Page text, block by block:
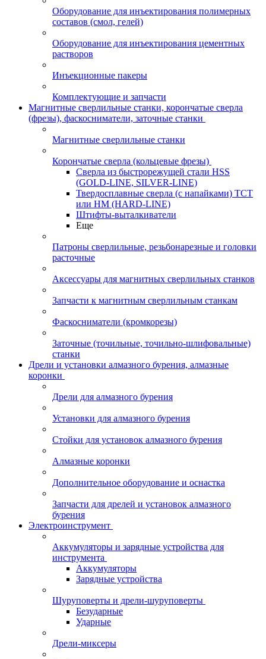
Оборудование для инъектирования полимерных
составов (смол, гелей)
Оборудование для инъектирования цементных
растворов
Инъекционные пакеры
Комплектующие и запчасти
Магнитные сверлильные станки, корончатые сверла
(фрезы), фаскосниматели, заточные станки
Магнитные сверлильные станки
Корончатые сверла (кольцевые фрезы)
Сверла из быстрорежущей стали HSS
(GOLD-LINE, SILVER-LINE)
Твердосплавные сверла (с напайками) ТСТ
или HM (HARD-LINE)
Штифты-выталкиватели
Еще
Патроны сверлильные, резьбонарезные и головки
расточные
Аксессуары для магнитных сверлильных станков
Запчасти к магнитным сверлильным станкам
Фаскосниматели (кромкорезы)
Заточные (точильные, точильно-шлифовальные)
станки
Дрели и установки алмазного бурения, алмазные
коронки
Дрели для алмазного бурения
Установки для алмазного бурения
Стойки для установок алмазного бурения
Алмазные коронки
Дополнительное оборудование и оснастка
Запчасти для дрелей и установок алмазного
бурения
Электроинструмент
Аккумуляторы и зарядные устройства для
инструмента
Аккумуляторы
Зарядные устройства
Шуруповерты и дрели-шуруповерты
Безударные
Ударные
Дрели-миксеры